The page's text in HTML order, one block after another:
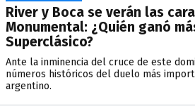
River y Boca se verán las
Monumental: ¿Quién ganó
Superclásico?
Ante la inminencia del cruce de este
números históricos del duelo más
argentino.